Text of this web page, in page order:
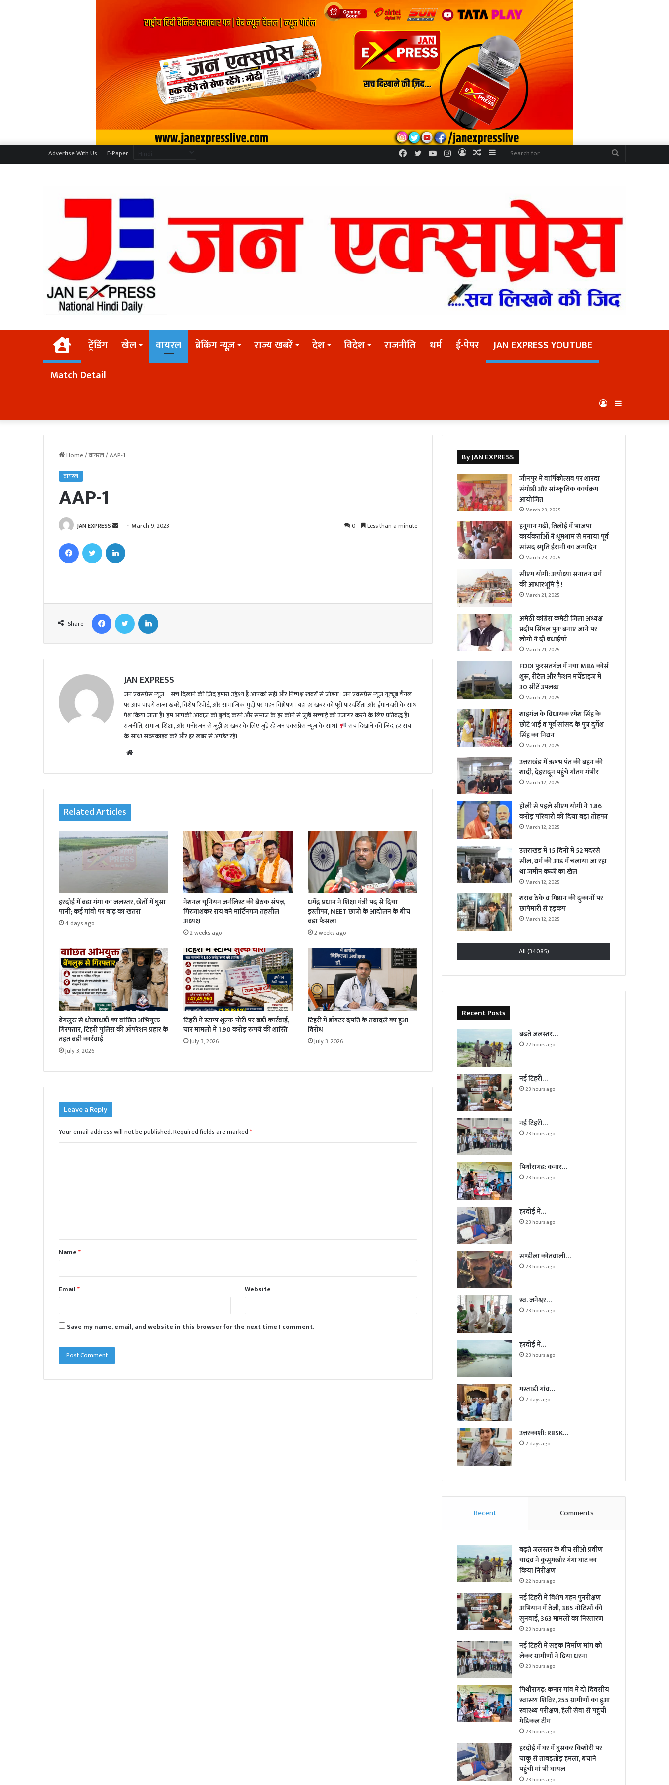
Advertise With Us E-Paper Sidebar
Random
Log
Instagram
YouTube
Twitter
Facebook
Homeट्रेंडिंग खेल वायरल ब्रेकिंग न्यूज़ राज्य खबरें देश विदेश राजनीति धर्म ई-पेपर
JAN EXPRESS YOUTUBE
Match Detail
Log
In
Home/वायरल/AAP-1
वायरल
AAP-1
JAN EXPRESS
d
i
l
March 9, 2023 0 Less than a minute
Share
JAN EXPRESS
जन एक्सप्रेस न्यूज़ – सच दिखाने की ज़िद हमारा उद्देश्य है आपको सही और निष्पक्ष खबरों से जोड़ना। जन एक्सप्रेस न्यूज़ यूट्यूब चैनल
पर आप पाएंगे ताजा खबरें, विशेष रिपोर्ट, और सामाजिक मुद्दों पर गहन विश्लेषण। यहां हर खबर को पूरी पारदर्शिता और ईमानदारी के साथ
पेश किया जाता है। हम आपकी आवाज़ को बुलंद करने और समाज के हर कोने से जुड़ी सच्चाई को उजागर करने के लिए प्रतिबद्ध हैं।
राजनीति, समाज, शिक्षा, और मनोरंजन से जुड़ी हर खबर के लिए जुड़े रहें जन एक्सप्रेस न्यूज़ के साथ।
सच दिखाने की ज़िद, हर सच
के साथ! सब्सक्राइब करें और हर खबर से अपडेट रहें।
te
Related Articles
हरदोई में बढ़ा गंगा का जलस्तर, खेतों में घुसा
पानी; कई गांवों पर बाढ़ का खतरा
4 days ago
नेशनल यूनियन जर्नलिस्ट की बैठक संपन्न,
गिरजाशंकर राय बने मार्टिनगंज तहसील
अध्यक्ष
2 weeks ago
धर्मेंद्र प्रधान ने शिक्षा मंत्री पद से दिया
इस्तीफा, NEET छात्रों के आंदोलन के बीच
बड़ा फैसला
2 weeks ago
बेंगलुरु से धोखाधड़ी का वांछित अभियुक्त
गिरफ्तार, टिहरी पुलिस की ऑपरेशन प्रहार के
तहत बड़ी कार्रवाई
July 3, 2026
टिहरी में स्टाम्प शुल्क चोरी पर बड़ी कार्रवाई,
चार मामलों में 1.90 करोड़ रुपये की शास्ति
July 3, 2026
टिहरी में डॉक्टर दंपति के तबादले का हुआ
विरोध
July 3, 2026
Leave a Reply
Your email address will not be published.Required fields are marked*
t
*Name*
Email* Website
Save my name, email, and website in this browser for the next time I comment.
By JAN EXPRESS
जौनपुर में वार्षिकोत्सव पर शारदा
संगोष्ठी और सांस्कृतिक कार्यक्रम
आयोजित
March 23, 2025
हनुमान गढ़ी, तिलोई में भाजपा
कार्यकर्ताओं ने धूमधाम से मनाया पूर्व
सांसद स्मृति ईरानी का जन्मदिन
March 23, 2025
सीएम योगी: अयोध्या सनातन धर्म
की आधारभूमि है !
March 21, 2025
अमेठी कांग्रेस कमेटी जिला अध्यक्ष
प्रदीप सिंघल पुनः बनाए जाने पर
लोगों ने दी बधाईयाँ
March 21, 2025
FDDI फुरसतगंज में नया MBA कोर्स
शुरू, रीटेल और फैशन मर्चेंडाइज में
30 सीटें उपलब्ध
March 21, 2025
शाहगंज के विधायक रमेश सिंह के
छोटे भाई व पूर्व सांसद के पुत्र दुर्गेश
सिंह का निधन
March 21, 2025
उत्तराखंड में ऋषभ पंत की बहन की
शादी, देहरादून पहुंचे गौतम गंभीर
March 12, 2025
होली से पहले सीएम योगी ने 1.86
करोड़ परिवारों को दिया बड़ा तोहफा
March 12, 2025
उत्तराखंड में 15 दिनों में 52 मदरसे
सील, धर्म की आड़ में चलाया जा रहा
था जमीन कब्जे का खेल
March 12, 2025
शराब ठेके व मिष्ठान की दुकानों पर
छापेमारी से हड़कंप
March 12, 2025
All (34085)
Recent Posts
बढ़ते जलस्तर…
22 hours ago
नई टिहरी…
23 hours ago
नई टिहरी…
23 hours ago
पिथौरागढ़: कनार…
23 hours ago
हरदोई में…
23 hours ago
सण्डीला कोतवाली…
23 hours ago
स्व. जनेश्वर…
23 hours ago
हरदोई में…
23 hours ago
मस्ताड़ी गांव…
2 days ago
उत्तरकाशी: RBSK…
2 days ago
Recent Comments
बढ़ते जलस्तर के बीच सीओ प्रवीण
यादव ने कुसुमखोर गंगा घाट का
किया निरीक्षण
22 hours ago
नई टिहरी में विशेष गहन पुनरीक्षण
अभियान में तेजी, 385 नोटिसों की
सुनवाई, 363 मामलों का निस्तारण
23 hours ago
नई टिहरी में सड़क निर्माण मांग को
लेकर ग्रामीणों ने दिया धरना
23 hours ago
पिथौरागढ़: कनार गांव में दो दिवसीय
स्वास्थ्य शिविर, 255 ग्रामीणों का हुआ
स्वास्थ्य परीक्षण, हेली सेवा से पहुंची
मेडिकल टीम
23 hours ago
हरदोई में घर में घुसकर किशोरी पर
चाकू से ताबड़तोड़ हमला, बचाने
पहुंची मां भी घायल
23 hours ago